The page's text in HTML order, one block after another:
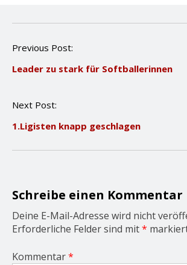
P
s
a
o
Previous Post:
Leader zu stark für Softballerinnen
Next Post:
1.Ligisten knapp geschlagen
Schreibe einen Kommentar
Deine E-Mail-Adresse wird nicht
Erforderliche Felder sind mit*
Kommentar*